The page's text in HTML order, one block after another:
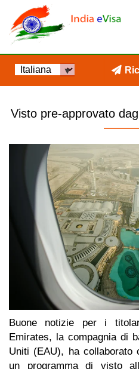
Visto pre-approvato
Buone notizie per i
Emirates, la compagnia di
Uniti (EAU), ha collaborato
un programma di visto